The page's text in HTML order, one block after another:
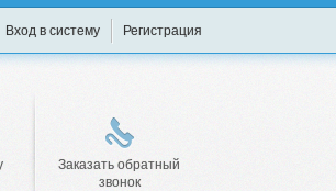
Вход в систему Регистрация
Заказать обратный
звонок